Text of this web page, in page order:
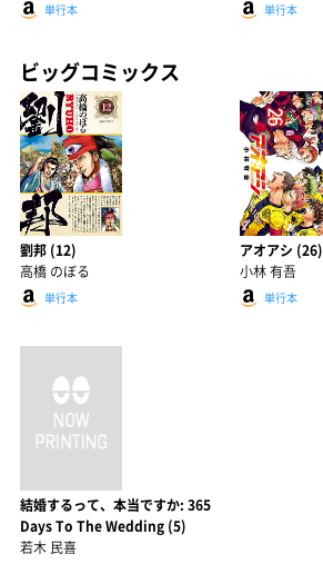
単行本 単行本
ビッグコミックス
劉邦 (12)
高橋 のぼる
単行本
アオアシ (26)
小林 有吾
単行本
結婚するって、本当ですか: 365
Days To The Wedding (5)
若木 民喜